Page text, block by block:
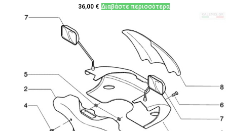
36,00 € Διαβάστε περισσότερα